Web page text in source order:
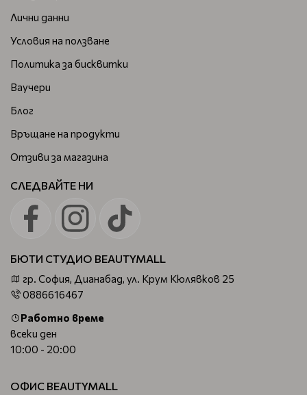
Лични данни
Условия на ползване
Политика за бисквитки
Ваучери
Блог
Връщане на продукти
Отзиви за магазина
СЛЕДВАЙТЕ НИ
БЮТИ СТУДИО BEAUTYMALL
гр. София, Дианабад, ул. Крум Кюлявков 25
0886616467
Работно време
всеки ден
10:00 - 20:00
ОФИС BEAUTYMALL